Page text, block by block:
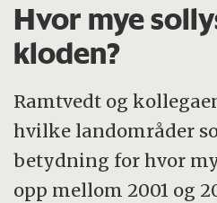
Hvor mye
kloden?
Ramtvedt og
hvilke landområder
betydning for hvor
opp mellom 2001 og